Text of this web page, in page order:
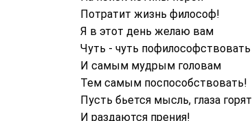
Потратит жизнь философ!
Я в этот день желаю вам
Чуть - чуть пофилософствовать
И самым мудрым головам
Тем самым поспособствовать!
Пусть бьется мысль, глаза горят
И раздаются прения!